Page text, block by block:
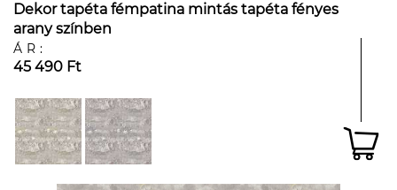
Dekor tapéta fémpatina mintás tapéta fényes
arany színben
ÁR:
45 490 Ft